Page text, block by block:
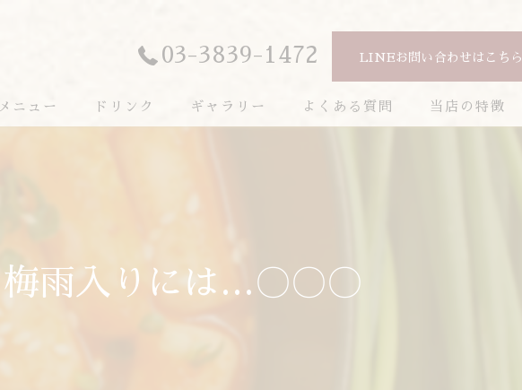
03-3839-1472 LINEお問い合わせはこちら
メニュー ドリンク ギャラリー よくある質問 当店の特徴
梅雨入りには…〇〇〇